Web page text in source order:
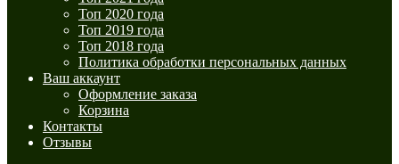
Топ 2020 года
Топ 2019 года
Топ 2018 года
Политика обработки персональных данных
Ваш аккаунт
Оформление заказа
Корзина
Контакты
Отзывы